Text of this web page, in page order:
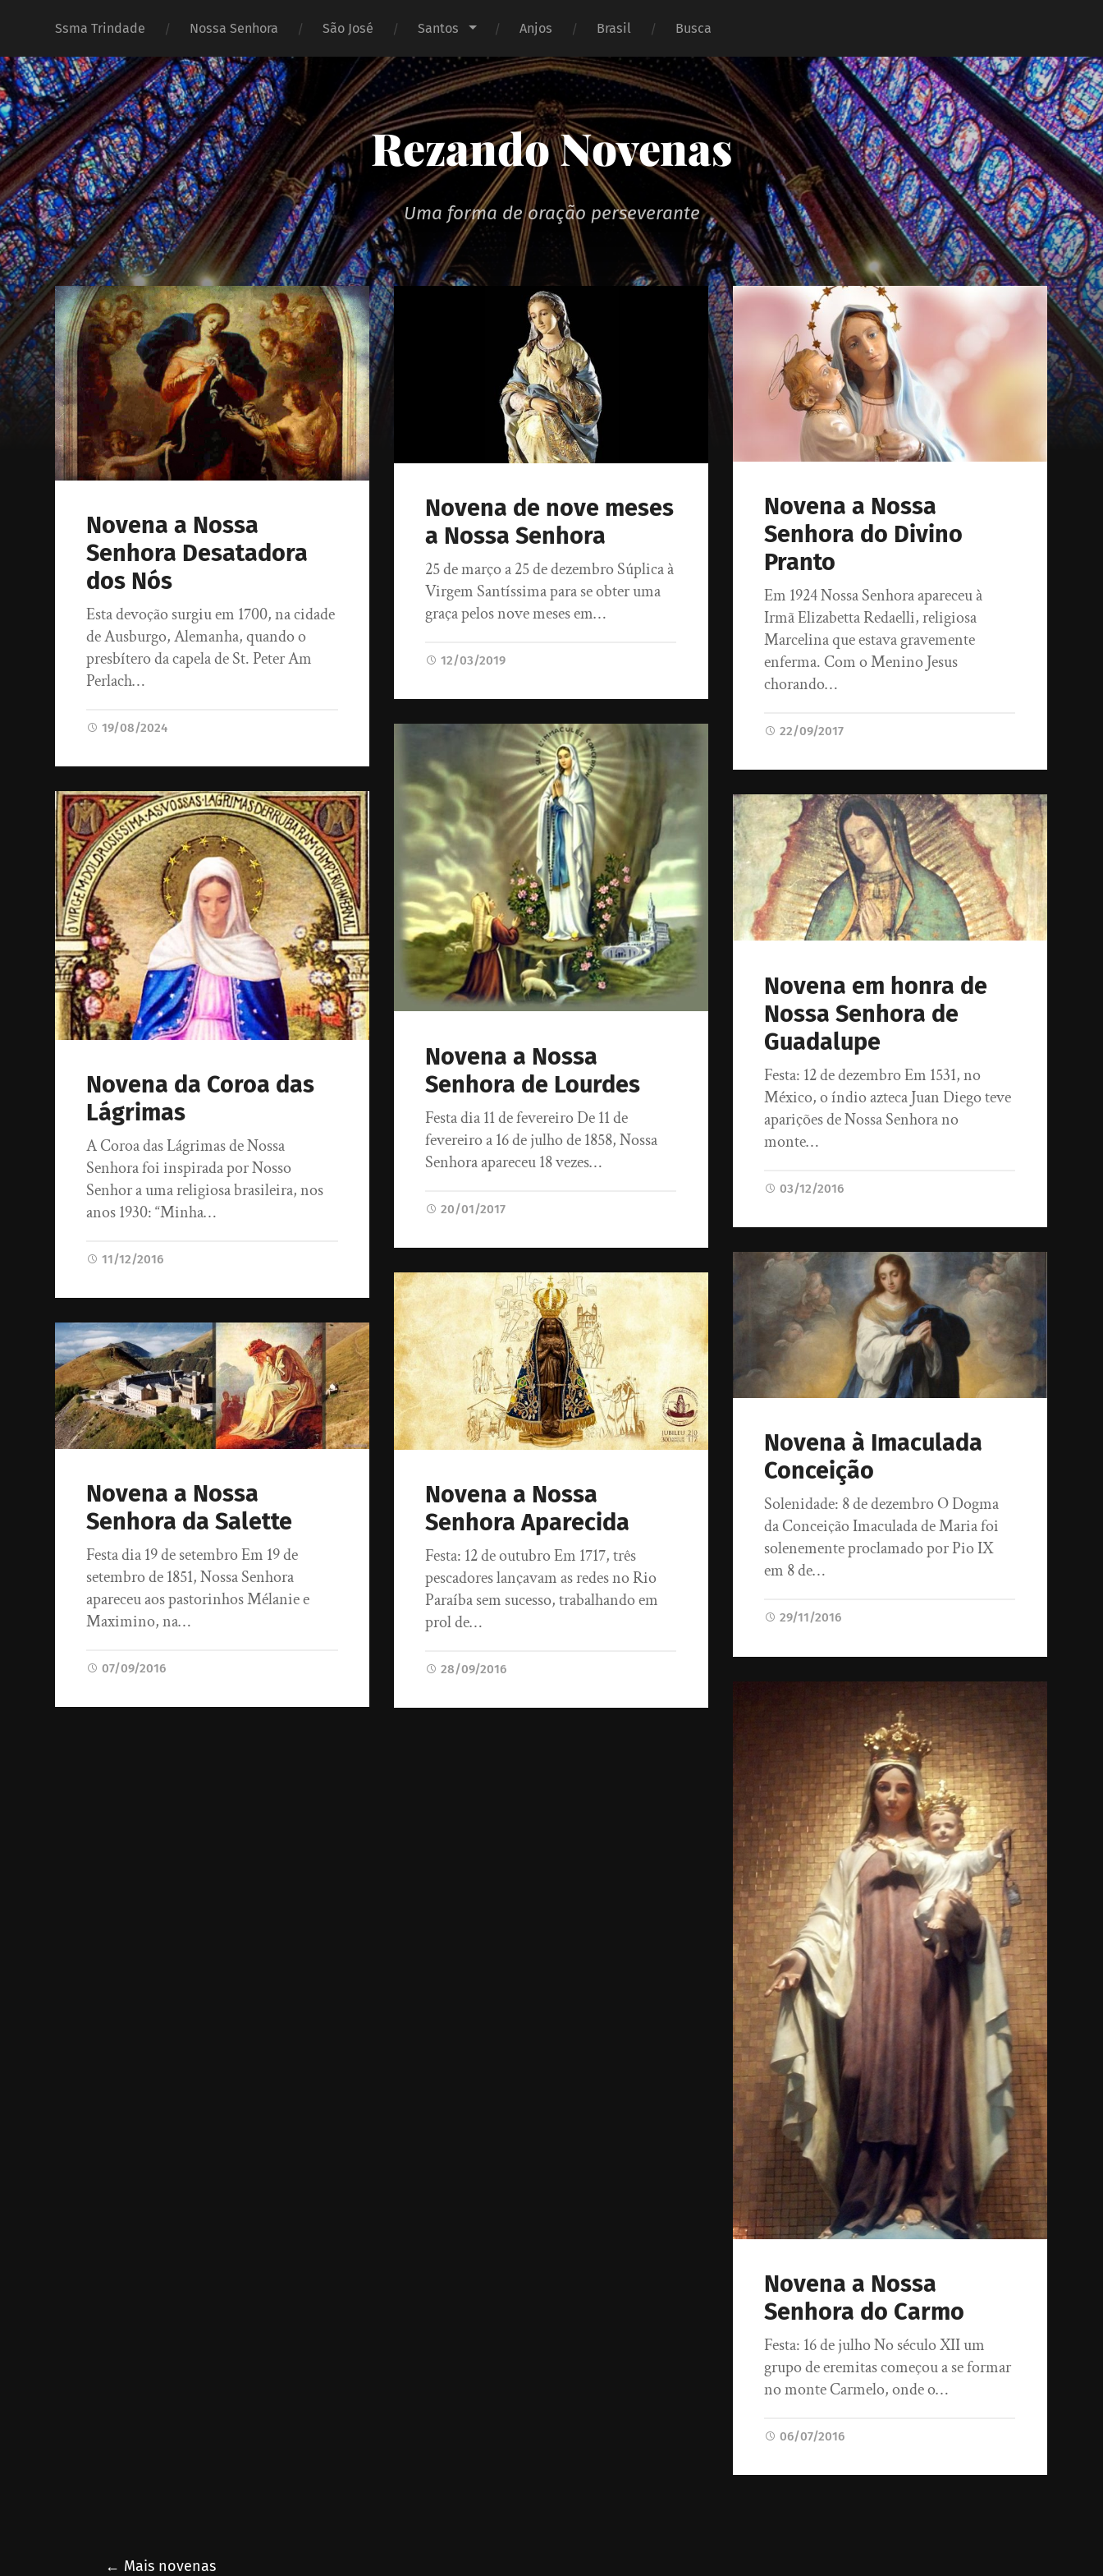
Ssma Trindade Nossa Senhora São José Santos Anjos Brasil Busca
Rezando Novenas
Uma forma de oração perseverante
Novena a Nossa
Senhora Desatadora
dos Nós
Esta devoção surgiu em 1700, na cidade
de Ausburgo, Alemanha, quando o
presbítero da capela de St. Peter Am
Perlach…
19/08/2024
Novena de nove meses
a Nossa Senhora
25 de março a 25 de dezembro Súplica à
Virgem Santíssima para se obter uma
graça pelos nove meses em…
12/03/2019
Novena a Nossa
Senhora do Divino
Pranto
Em 1924 Nossa Senhora apareceu à
Irmã Elizabetta Redaelli, religiosa
Marcelina que estava gravemente
enferma. Com o Menino Jesus
chorando…
22/09/2017
Novena a Nossa
Senhora de Lourdes
Festa dia 11 de fevereiro De 11 de
fevereiro a 16 de julho de 1858, Nossa
Senhora apareceu 18 vezes…
20/01/2017
Novena da Coroa das
Lágrimas
A Coroa das Lágrimas de Nossa
Senhora foi inspirada por Nosso
Senhor a uma religiosa brasileira, nos
anos 1930: “Minha…
11/12/2016
Novena em honra de
Nossa Senhora de
Guadalupe
Festa: 12 de dezembro Em 1531, no
México, o índio azteca Juan Diego teve
aparições de Nossa Senhora no
monte…
03/12/2016
Novena à Imaculada
Conceição
Solenidade: 8 de dezembro O Dogma
da Conceição Imaculada de Maria foi
solenemente proclamado por Pio IX
em 8 de…
29/11/2016
Novena a Nossa
Senhora Aparecida
Festa: 12 de outubro Em 1717, três
pescadores lançavam as redes no Rio
Paraíba sem sucesso, trabalhando em
prol de…
28/09/2016
Novena a Nossa
Senhora da Salette
Festa dia 19 de setembro Em 19 de
setembro de 1851, Nossa Senhora
apareceu aos pastorinhos Mélanie e
Maximino, na…
07/09/2016
Novena a Nossa
Senhora do Carmo
Festa: 16 de julho No século XII um
grupo de eremitas começou a se formar
no monte Carmelo, onde o…
06/07/2016
← Mais novenas